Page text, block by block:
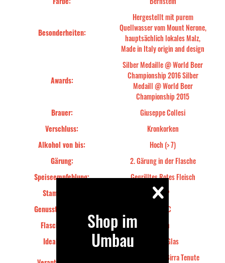
Besonderheiten:
Hergestellt mit purem
Quellwasser vom Mount Nerone,
hauptsächlich lokales Malz,
Made in Italy origin and design
Awards:
Silber Medaille @ World Beer
Championship 2016 Silber
Medaill @ World Beer
Championship 2015
Brauer:
Giuseppe Collesi
Verschluss:
Kronkorken
Alkohol von bis:
Hoch (> 7)
Gärung:
2. Gärung in der Flasche
Speiseempfehlung:
Gegrilltes Rotes Fleisch
Stammwürze:
18°P
Genusstemperatur:
7-8°C
Flaschenfarbe:
Grün
Ideales Glas:
Collesi Glas
Fabbrica della Birra Tenute
Shop im
Umbau